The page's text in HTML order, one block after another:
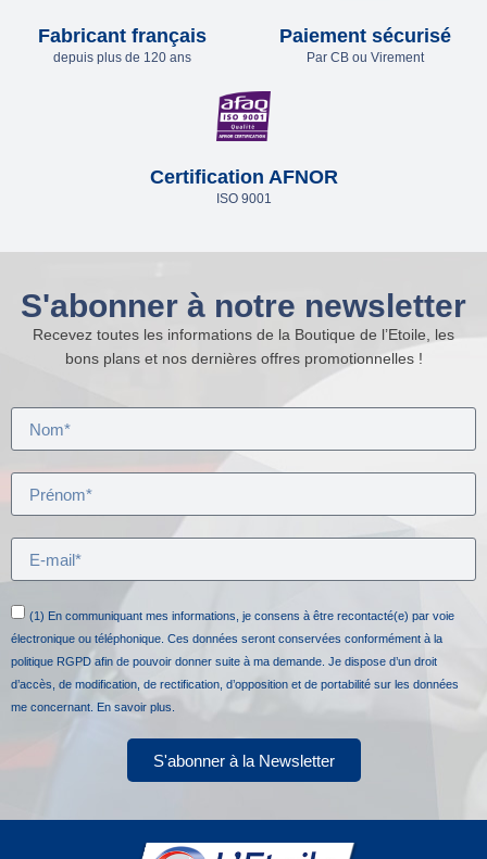
Fabricant français
depuis plus de 120 ans
Paiement sécurisé
Par CB ou Virement
Certification AFNOR
ISO 9001
S'abonner à notre newsletter
Recevez toutes les informations de la Boutique de l’Etoile, les
bons plans et nos dernières offres promotionnelles !
(1) En communiquant mes informations, je consens à être recontacté(e) par voie
électronique ou téléphonique. Ces données seront conservées conformément à la
politique RGPD afin de pouvoir donner suite à ma demande. Je dispose d’un droit
d’accès, de modification, de rectification, d’opposition et de portabilité sur les données
me concernant.
En savoir plus.
S'abonner à la Newsletter